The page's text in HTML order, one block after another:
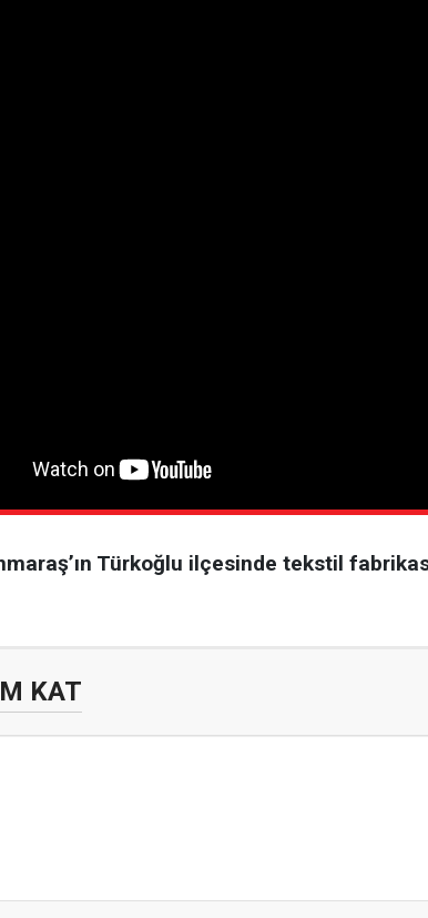
Türkoğlu ilçesinde tekstil
KAT